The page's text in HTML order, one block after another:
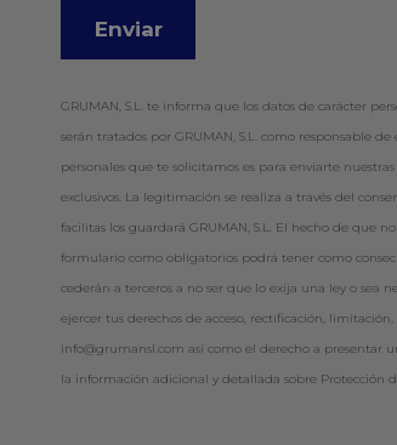
GRUMAN, S.L. te informa que los datos de carácter
serán tratados por GRUMAN, S.L. como responsable
personales que te solicitamos es para enviarte
exclusivos. La legitimación se realiza a través del
facilitas los guardará GRUMAN, S.L. El hecho de que
formulario como obligatorios podrá tener como
cederán a terceros a no ser que lo exija una ley o
ejercer tus derechos de acceso, rectificación,
info@grumansl.com así como el derecho a presentar
la información adicional y detallada sobre Protección